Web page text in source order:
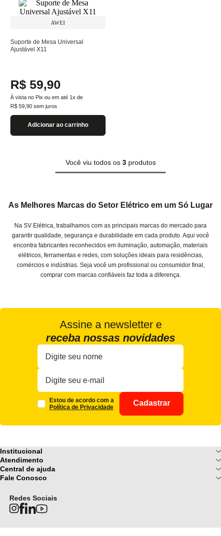
AWEI
Suporte de Mesa Universal
Ajustável X11
R$ 59,90
À vista no Pix ou em até 1x de
R$ 59 90 sem juros
Adicionar ao carrinho
Você viu todos os 3produtos
As Melhores Marcas do Setor Elétrico em um Só Lugar
Na SV Elétrica, trabalhamos com as principais marcas do mercado para
garantir qualidade, segurança e durabilidade em cada produto. Aqui você
encontra fabricantes reconhecidos em iluminação, automação, materiais
elétricos, ferramentas e redes, com soluções ideais para residências,
comércios e indústrias. Seja você um profissional ou consumidor final,
comprar com marcas confiáveis faz toda a diferença.
Assine a newsletter e
receba nossas novidades
Estou de acordo com a
Política de Privacidade
Cadastrar
Institucional
Sobre Nós
Nossas Lojas
Privacidade e Segurança
Termos e Condições
Atendimento
Formas de pagamento
Regulamentos
Central de ajuda
Fale Conosco
Frete e Entrega
Troca e Devoluções
Fale Conosco
(085) 3214-7900
Segunda a Sexta: 08h as 18h | Sábado
: 08h ás 12h
Redes Sociais